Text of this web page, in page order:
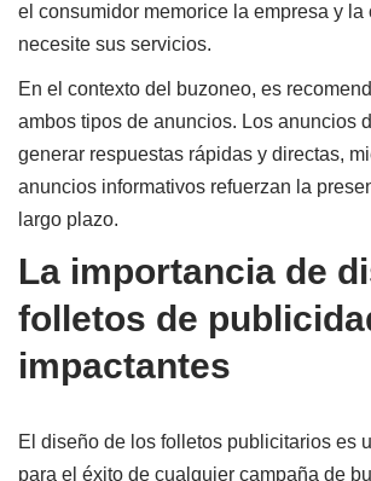
el consumidor memorice la empresa y
necesite sus servicios.
En el contexto del buzoneo, es
ambos tipos de anuncios. Los anuncios
generar respuestas rápidas y directas,
anuncios informativos refuerzan la
largo plazo.
La importancia de
folletos de
impactantes
El diseño de los folletos publicitarios es
para el éxito de cualquier campaña de